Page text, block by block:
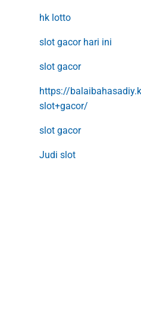
hk lotto
slot gacor hari ini
slot gacor
https://
slot+gacor/
slot gacor
Judi slot